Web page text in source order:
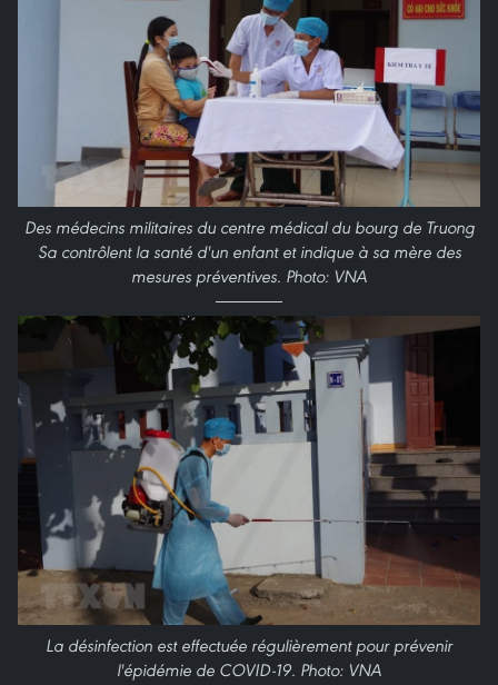
Des médecins militaires du centre médical du bourg de Truong
Sa contrôlent la santé d'un enfant et indique à sa mère des
mesures préventives. Photo: VNA
La désinfection est effectuée régulièrement pour prévenir
l'épidémie de COVID-19. Photo: VNA